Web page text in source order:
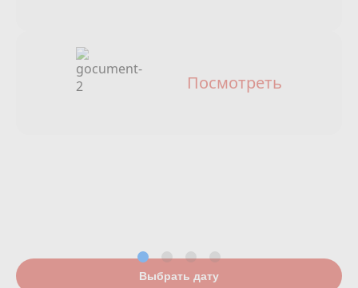
Посмотреть
Выбрать дату